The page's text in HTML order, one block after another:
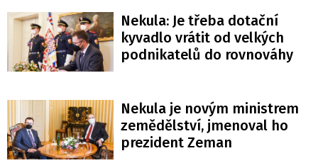
Nekula: Je třeba dotační
kyvadlo vrátit od velkých
podnikatelů do rovnováhy
Nekula je novým ministrem
zemědělství, jmenoval ho
prezident Zeman